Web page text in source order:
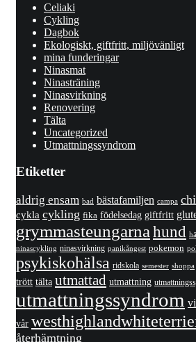
Celiaki
Cykling
Dagbok
Ekologiskt, giftfritt, miljövänligt
mina funderingar
Ninasmat
Ninasträning
Ninasvirkning
Renovering
Tälta
Uncategorized
Utmattningssyndrom
Etiketter
aldrig ensam bad bästafamiljen campa
cykla cykling fika födelsedag giftfritt
grymmasteungarna hund
ninascykling ninasvirkning panikångest pokemon
psykiskohälsa ridskola semester shoppa
trött tälta utmattad utmattning
utmattningssyndrom
vår
återhämtning